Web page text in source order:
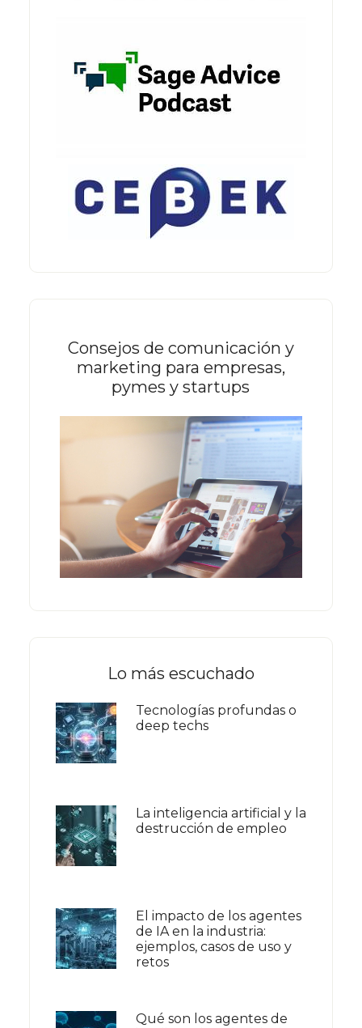
Consejos de comunicación y
marketing para empresas,
pymes y startups
Lo más escuchado
Tecnologías profundas o
deep techs
La inteligencia artificial y la
destrucción de empleo
El impacto de los agentes
de IA en la industria:
ejemplos, casos de uso y
retos
Qué son los agentes de